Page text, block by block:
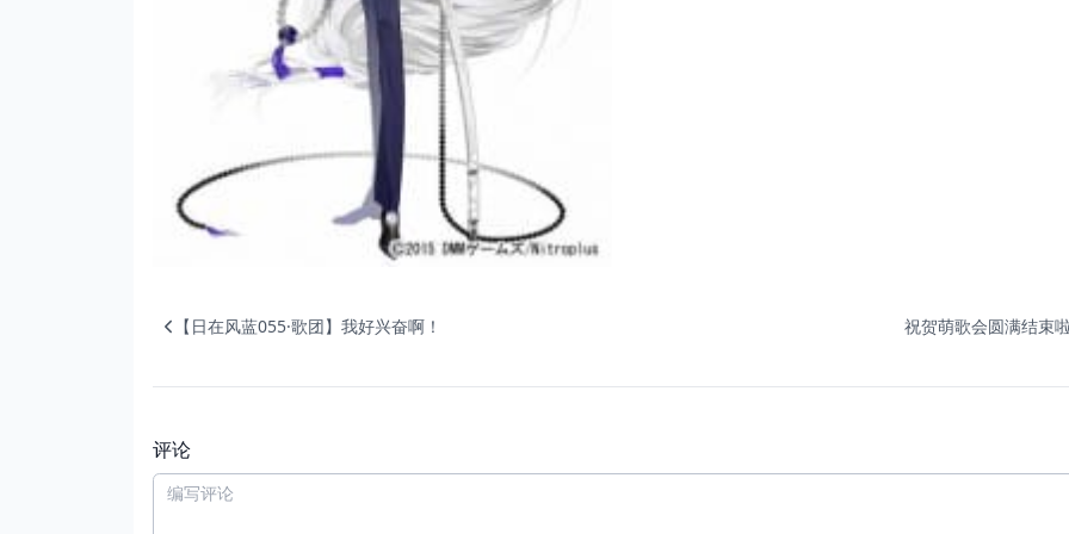
【日在风蓝055·歌团】我好兴奋啊！ 祝贺萌歌会圆满结束
评论